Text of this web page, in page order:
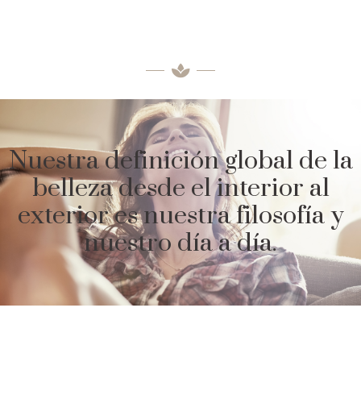
Nuestra definición global de la
belleza desde el interior al
exterior es nuestra filosofía y
nuestro día a día.